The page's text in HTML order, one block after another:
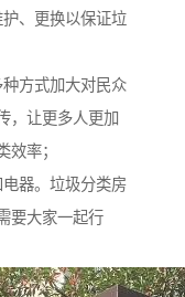
、更换以保证垃
方式加大对民众
，让更多人更加
率；
器。垃圾分类房
要大家一起行